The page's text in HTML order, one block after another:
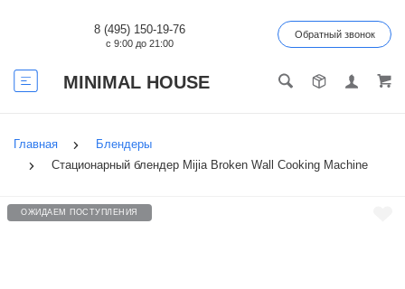
MINIMAL HOUSE
8 (495) 150-19-76
с 9:00 до 21:00
Обратный звонок
Главная
Блендеры
Стационарный блендер Mijia Broken Wall Cooking Machine
ОЖИДАЕМ ПОСТУПЛЕНИЯ